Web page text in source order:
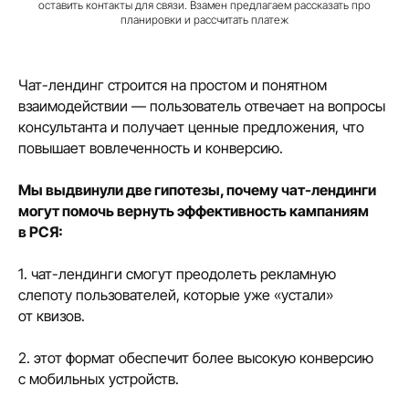
оставить контакты для связи. Взамен предлагаем рассказать про
планировки и рассчитать платеж
Чат-лендинг строится на простом и понятном
взаимодействии — пользователь отвечает на вопросы
консультанта и получает ценные предложения, что
повышает вовлеченность и конверсию.
Мы выдвинули две гипотезы, почему чат-лендинги
могут помочь вернуть эффективность кампаниям
в РСЯ:
1. чат-лендинги смогут преодолеть рекламную
слепоту пользователей, которые уже «устали»
от квизов.
2. этот формат обеспечит более высокую конверсию
с мобильных устройств.